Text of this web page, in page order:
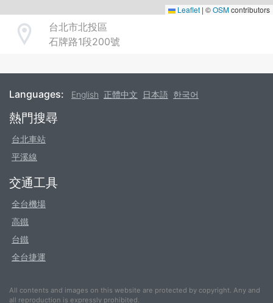
Leaflet | ©OSMcontributors
Address
台北市北投區
石牌路1段200號
Languages: English 正體中文 日本語 한국어
Footer
熱門搜尋
台北車站
平溪線
交通工具
全台機場
高鐵
台鐵
全台捷運
All contents and images on this website are protected by copyright. Any and
all reproduction is expressly prohibited.